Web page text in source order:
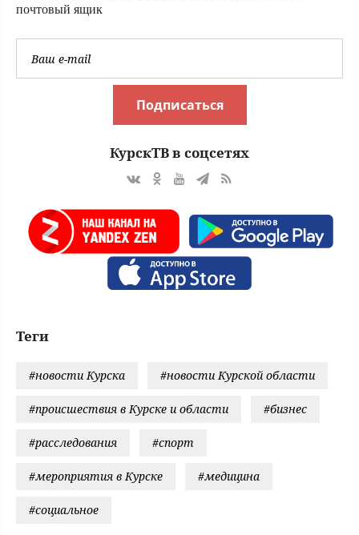
почтовый ящик
Подписаться
КурскТВ в соцсетях
Теги
#новости Курска #новости Курской области
#происшествия в Курске и области #бизнес
#расследования #спорт
#мероприятия в Курске #медицина
#социальное